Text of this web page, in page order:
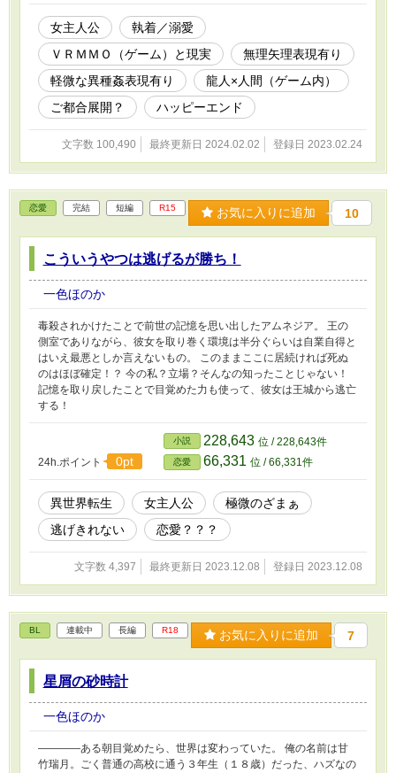
リアル ★…R18表現
女主人公
執着／溺愛
ＶＲＭＭＯ（ゲーム）と現実
無理矢理表現有り
軽微な異種姦表現有り
龍人×人間（ゲーム内）
ご都合展開？
ハッピーエンド
文字数 100,490 最終更新日 2024.02.02 登録日 2023.02.24
恋愛 完結 短編 R15 お気に入りに追加 10
こういうやつは逃げるが勝ち！
一色ほのか
毒殺されかけたことで前世の記憶を思い出したアムネジア。 王の
側室でありながら、彼女を取り巻く環境は半分ぐらいは自業自得と
はいえ最悪としか言えないもの。 このままここに居続ければ死ぬ
のはほぼ確定！？ 今の私？立場？そんなの知ったことじゃない！
記憶を取り戻したことで目覚めた力も使って、彼女は王城から逃亡
する！
24h.ポイント 0pt
小説 228,643 位 / 228,643件
恋愛 66,331 位 / 66,331件
異世界転生 女主人公
極微のざまぁ
逃げきれない
恋愛？？？
文字数 4,397 最終更新日 2023.12.08 登録日 2023.12.08
BL 連載中 長編 R18 お気に入りに追加 7
星屑の砂時計
一色ほのか
――――ある朝目覚めたら、世界は変わっていた。 俺の名前は甘
竹瑞月。ごく普通の高校に通う３年生（１８歳）だった、ハズなの